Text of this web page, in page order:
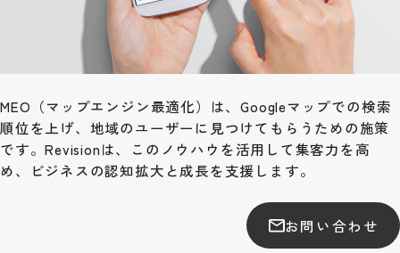
MEO（マップエンジン最適化）は、Googleマップでの検索
順位を上げ、地域のユーザーに見つけてもらうための施策
です。Revisionは、このノウハウを活用して集客力を高
め、ビジネスの認知拡大と成長を支援します。
お問い合わせ